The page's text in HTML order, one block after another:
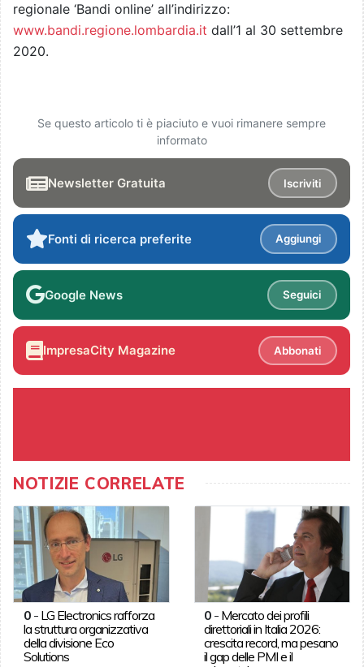
regionale ‘Bandi online’ all’indirizzo:
www.bandi.regione.lombardia.it dall’1 al 30 settembre
2020.
Se questo articolo ti è piaciuto e vuoi rimanere sempre
informato
Newsletter Gratuita Iscriviti
Fonti di ricerca preferite Aggiungi
Google News Seguici
ImpresaCity Magazine Abbonati
NOTIZIE CORRELATE
0- LG Electronics rafforza
la struttura organizzativa
della divisione Eco
Solutions
0 - Mercato dei profili
direttoriali in Italia 2026:
crescita record, ma pesano
il gap delle PMI e il